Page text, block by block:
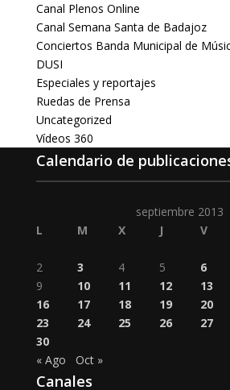
Canal Plenos Online
Canal Semana Santa de Badajoz
Conciertos Banda Municipal de
DUSI
Especiales y reportajes
Ruedas de Prensa
Uncategorized
Vídeos 360
Calendario de
septiembre 2013
L
M X J V
2
3 4 5 6
9
10 11 12 13
16
17 18 19 20
23
24 25 26 27
30
« Ago
Oct »
Canales